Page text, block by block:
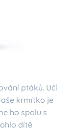
ptáků. Učí
krmítko je
ho spolu s
dítě